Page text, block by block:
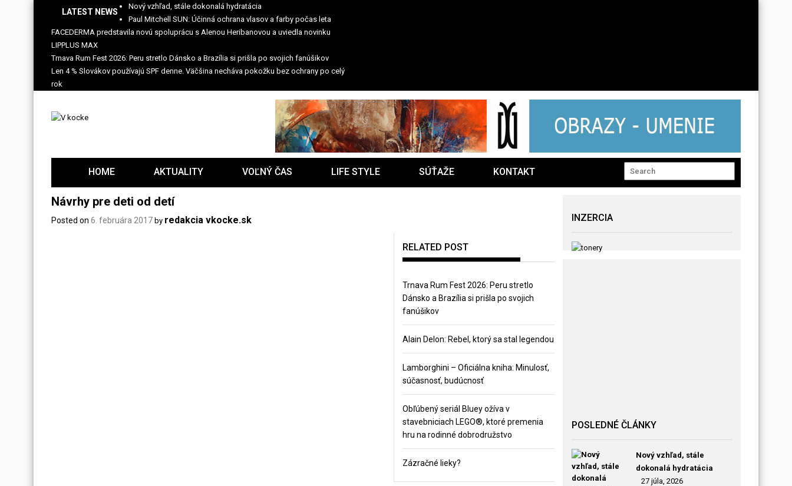
content
LATEST NEWS
Nový vzhľad, stále dokonalá hydratácia
Paul Mitchell SUN: Účinná ochrana vlasov a farby počas leta
FACEDERMA predstavila novú spoluprácu s Alenou Heribanovou a uviedla novinku
LIPPLUS MAX
Trnava Rum Fest 2026: Peru stretlo Dánsko a Brazília si prišla po svojich fanúšikov
Len 4 % Slovákov používajú SPF denne. Väčšina necháva pokožku bez ochrany po celý
rok
HOME AKTUALITY VOĽNÝ ČAS LIFE STYLE SÚŤAŽE KONTAKT
Návrhy pre deti od detí
Posted on 6. februára 2017 by redakcia vkocke.sk
RELATED POST
Trnava Rum Fest 2026: Peru stretlo
Dánsko a Brazília si prišla po svojich
fanúšikov
Alain Delon: Rebel, ktorý sa stal legendou
Lamborghini – Oficiálna kniha: Minulosť,
súčasnosť, budúcnosť
Obľúbený seriál Bluey ožíva v
stavebniciach LEGO®, ktoré premenia
hru na rodinné dobrodružstvo
Zázračné lieky?
INZERCIA
POSLEDNÉ ČLÁNKY
Nový vzhľad, stále
dokonalá hydratácia
27 júla, 2026